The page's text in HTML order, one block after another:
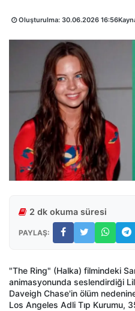
Oluşturulma: 30.06.2026 16:56
2 dk okuma süresi
PAYLAŞ:
"The Ring" (Halka) filmindeki
animasyonunda seslendirdiği
Daveigh Chase'in ölüm
Los Angeles Adli Tıp Kurumu,